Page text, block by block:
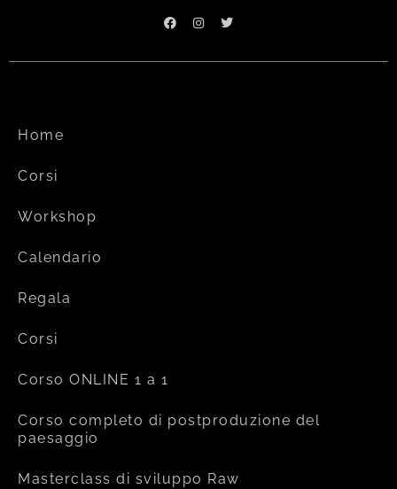
Home
Corsi
Workshop
Calendario
Regala
Corsi
Corso ONLINE 1 a 1
Corso completo di postproduzione del
paesaggio
Masterclass di sviluppo Raw